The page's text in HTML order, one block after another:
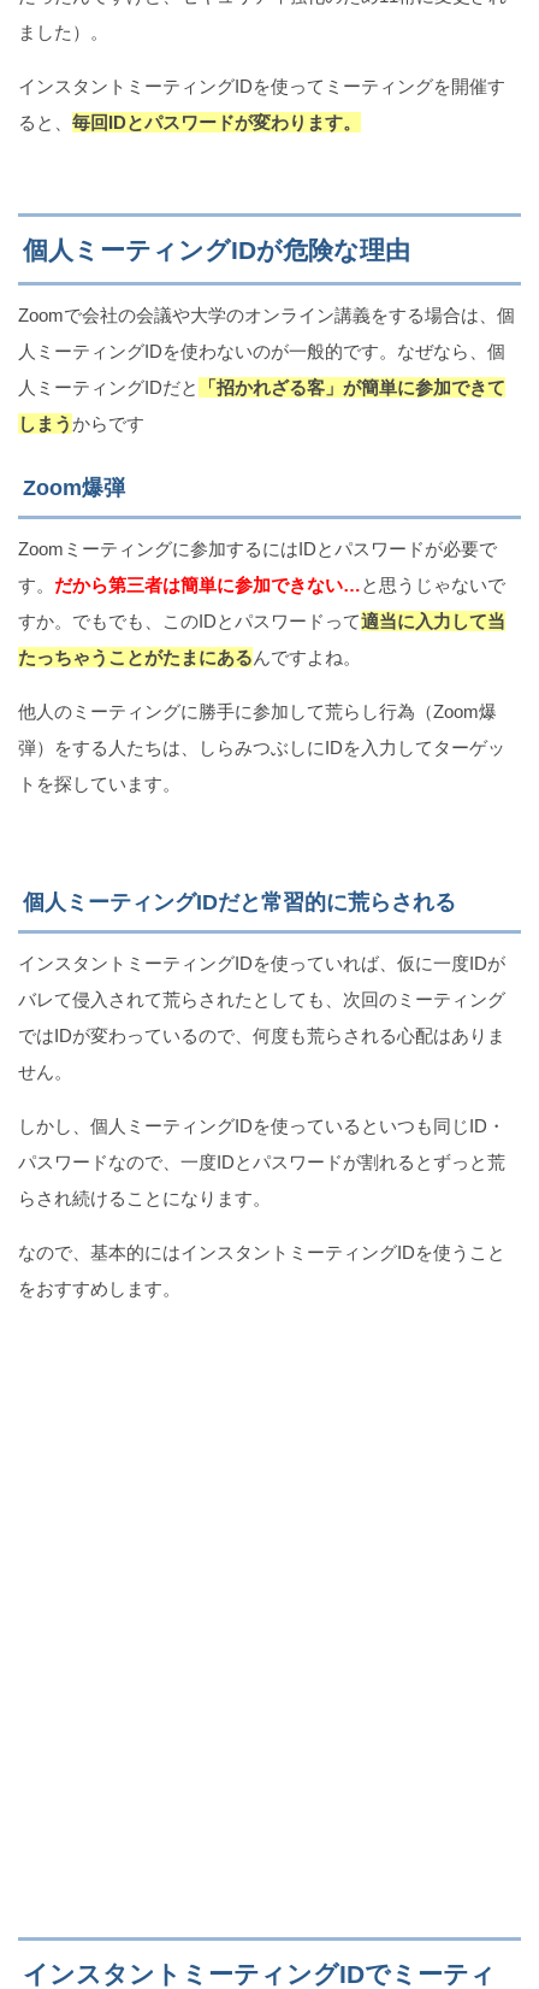
ました）。
インスタントミーティングIDを使ってミーティングを開催す
ると、 毎回IDとパスワードが変わります。
個人ミーティングIDが危険な理由
Zoomで会社の会議や大学のオンライン講義をする場合は、個
人ミーティングIDを使わないのが一般的です。なぜなら、個
人ミーティングIDだと
「招かれざる客」が簡単に参加できて
しまうからです
Zoom爆弾
Zoomミーティングに参加するにはIDとパスワードが必要で
す。 だから第三者は簡単に参加できない…と思うじゃないで
すか。でもでも、このIDとパスワードって適当に入力して当
たっちゃうことがたまにあるんですよね。
他人のミーティングに勝手に参加して荒らし行為（Zoom爆
弾）をする人たちは、しらみつぶしにIDを入力してターゲッ
トを探しています。
個人ミーティングIDだと常習的に荒らされる
インスタントミーティングIDを使っていれば、仮に一度IDが
バレて侵入されて荒らされたとしても、次回のミーティング
ではIDが変わっているので、何度も荒らされる心配はありま
せん。
しかし、個人ミーティングIDを使っているといつも同じID・
パスワードなので、一度IDとパスワードが割れるとずっと荒
らされ続けることになります。
なので、基本的にはインスタントミーティングIDを使うこと
をおすすめします。
インスタントミーティングIDでミーティ